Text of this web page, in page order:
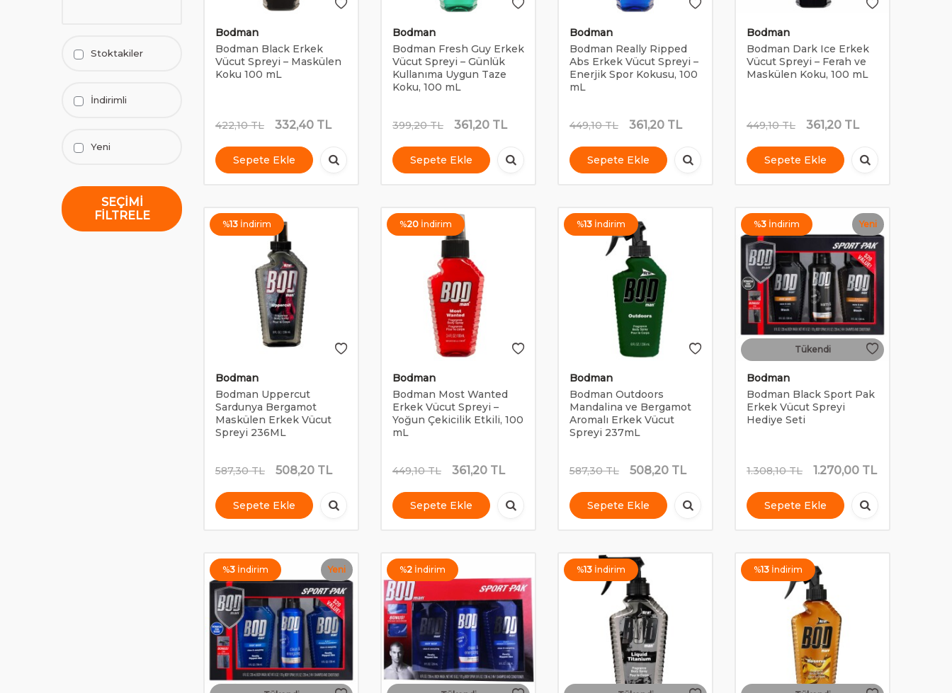
Stoktakiler
İndirimli
Yeni
SEÇIMI
FILTRELE
Bodman
Bodman Black Erkek
Vücut Spreyi – Maskülen
Koku 100 mL
422,10TL 332,40 TL
Sepete Ekle
Bodman
Bodman Fresh Guy Erkek
Vücut Spreyi – Günlük
Kullanıma Uygun Taze
Koku, 100 mL
399,20TL 361,20 TL
Sepete Ekle
Bodman
Bodman Really Ripped
Abs Erkek Vücut Spreyi –
Enerjik Spor Kokusu, 100
mL
449,10TL 361,20 TL
Sepete Ekle
Bodman
Bodman Dark Ice Erkek
Vücut Spreyi – Ferah ve
Maskülen Koku, 100 mL
449,10TL 361,20 TL
Sepete Ekle
%13 İndirim
Bodman
Bodman Uppercut
Sardunya Bergamot
Maskülen Erkek Vücut
Spreyi 236ML
587,30TL 508,20 TL
Sepete Ekle
%20 İndirim
Bodman
Bodman Most Wanted
Erkek Vücut Spreyi –
Yoğun Çekicilik Etkili, 100
mL
449,10TL 361,20 TL
Sepete Ekle
%13 İndirim
Bodman
Bodman Outdoors
Mandalina ve Bergamot
Aromalı Erkek Vücut
Spreyi 237mL
587,30TL 508,20 TL
Sepete Ekle
%3 İndirim Yeni
Tükendi
Bodman
Bodman Black Sport Pak
Erkek Vücut Spreyi
Hediye Seti
1.308,10TL 1.270,00 TL
Sepete Ekle
%3 İndirim Yeni %2 İndirim %13 İndirim %13 İndirim